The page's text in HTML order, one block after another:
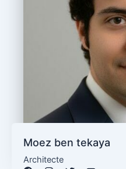
Moez ben tekaya
Architecte